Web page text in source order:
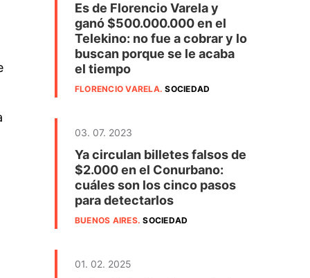
Es de Florencio Varela y
ganó $500.000.000 en el
Telekino: no fue a cobrar y lo
buscan porque se le acaba
el tiempo
FLORENCIO VARELA.SOCIEDAD
03. 07. 2023
Ya circulan billetes falsos de
$2.000 en el Conurbano:
cuáles son los cinco pasos
para detectarlos
BUENOS AIRES.SOCIEDAD
01. 02. 2025